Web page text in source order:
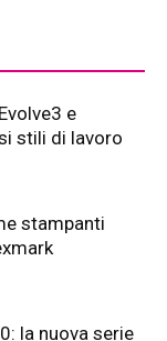
e
stili di lavoro
stampanti
la nuova serie